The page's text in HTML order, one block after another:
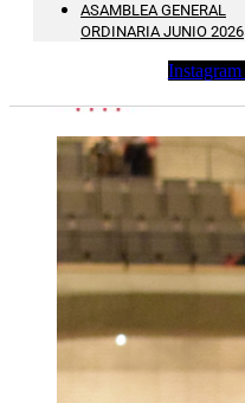
ASAMBLEA GENERAL
ORDINARIA JUNIO 2026
Instagram